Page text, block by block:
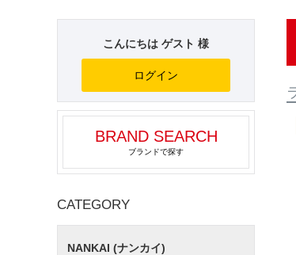
こんにちは ゲスト 様
ログイン
BRAND SEARCH
ブランドで探す
CATEGORY
NANKAI (ナンカイ)